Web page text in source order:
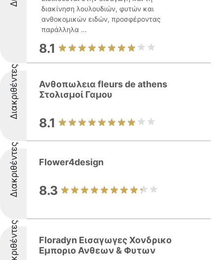
διακίνηση λουλουδιών, φυτών και
ανθοκομικών ειδών, προσφέροντας
παράλληλα ...
8.1
Διακριθέντες
Ανθοπωλεια fleurs de athens
Στολισμοί Γαμου
8.1
Διακριθέντες Flower4design
8.3
Διακριθέντες
Floradyn Εισαγωγες Χονδρικο
Εμποριο Ανθεων & Φυτων